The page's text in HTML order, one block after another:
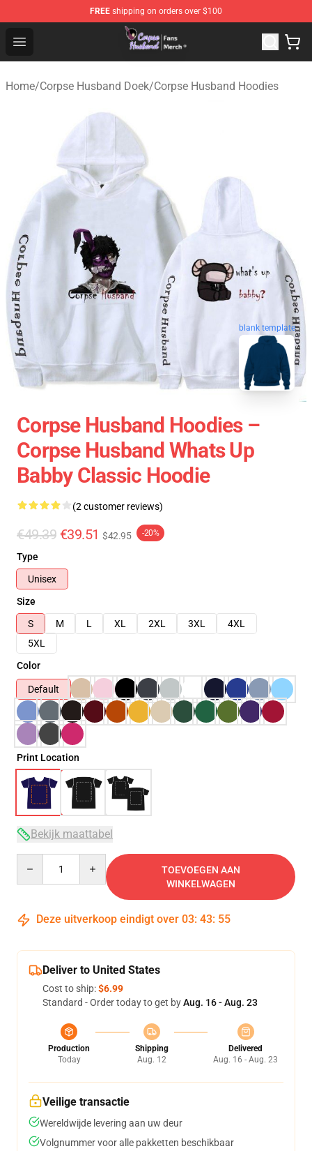
FREE shipping on orders over $100
Open menu
Corpse Husband Store - Official Corpse Husband
Home/Corpse Husband Doek/Corpse Husband Hoodies
blank template
Corpse Husband Hoodies –
Corpse Husband Whats Up
Babby Classic Hoodie
(2 customer reviews)
€49.39 €39.51 $42.95 -20%
Type
Unisex
Size
S
M L XL 2XL 3XL
4XL
5XL
Color
Default
Print Location
Bekijk maattabel
TOEVOEGEN AAN
WINKELWAGEN
Deze uitverkoop eindigt over 03: 43: 54
Deliver to United States
Cost to ship:$6.99
Standard - Order today to get byAug. 16 - Aug. 23
Production
Today
Shipping
Aug. 12
Delivered
Aug. 16 - Aug. 23
Veilige transactie
Wereldwijde levering aan uw deur
Volgnummer voor alle pakketten beschikbaar